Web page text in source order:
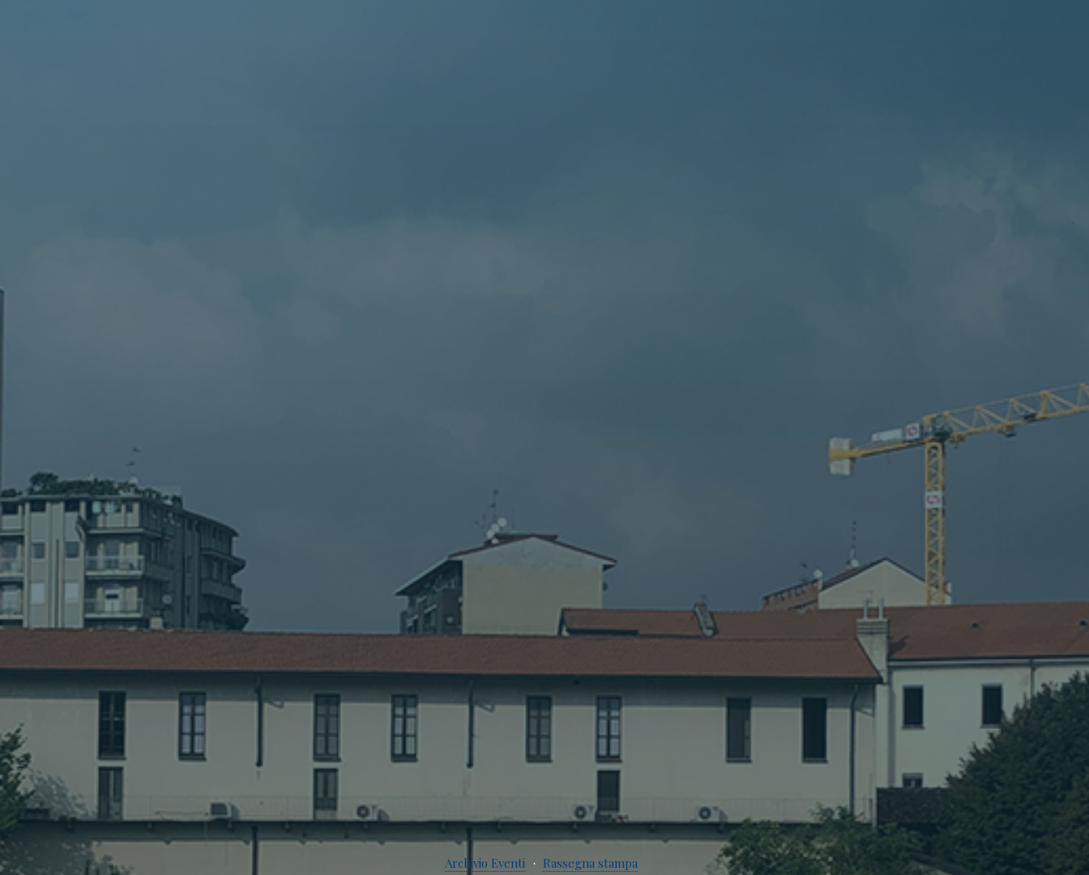
Archivio Eventi Rassegna stampa